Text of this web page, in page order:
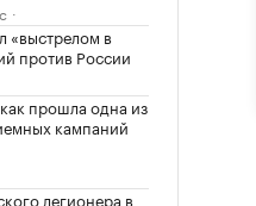
«выстрелом в
против России
прошла одна из
кампаний
легионера в